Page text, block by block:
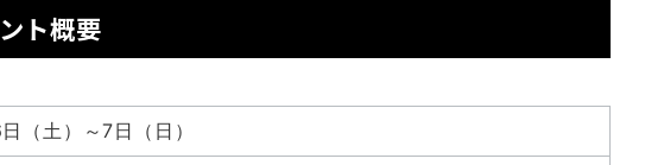
ト概要
（土）～7日（日）